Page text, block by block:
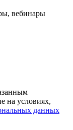
вебинары
на условиях,
данных